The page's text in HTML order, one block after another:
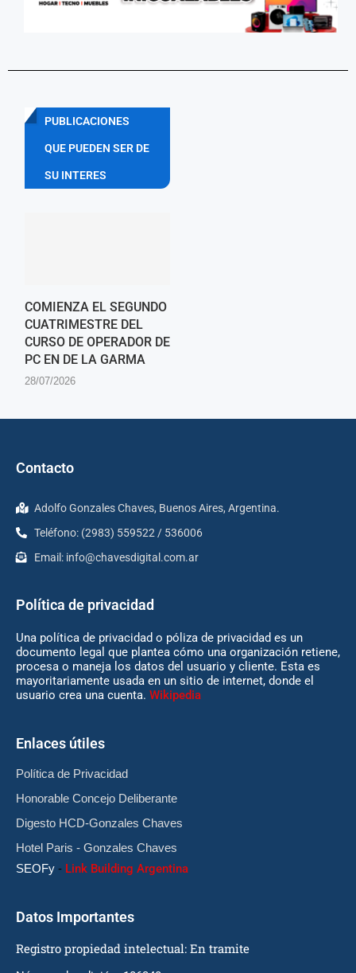
PUBLICACIONES
QUE PUEDEN SER DE
SU INTERES
COMIENZA EL SEGUNDO
CUATRIMESTRE DEL
CURSO DE OPERADOR DE
PC EN DE LA GARMA
28/07/2026
Contacto
Adolfo Gonzales Chaves, Buenos Aires, Argentina.
Teléfono: (2983) 559522 / 536006
Email: info@chavesdigital.com.ar
Política de privacidad
Una política de privacidad o póliza de privacidad es un
documento legal que plantea cómo una organización retiene,
procesa o maneja los datos del usuario y cliente. Esta es
mayoritariamente usada en un sitio de internet, donde el
usuario crea una cuenta. Wikipedia
Enlaces útiles
Política de Privacidad
Honorable Concejo Deliberante
Digesto HCD-Gonzales Chaves
Hotel Paris - Gonzales Chaves
SEOFy - Link Building Argentina
Datos Importantes
Registro propiedad intelectual: En tramite